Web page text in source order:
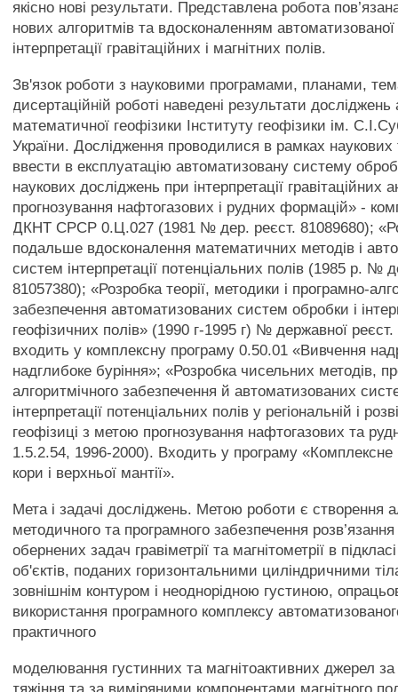
якісно нові результати. Представлена робота
нових алгоритмів та вдосконаленням
інтерпретації гравітаційних і магнітних полів.
Зв'язок роботи з науковими програмами, планами,
дисертаційній роботі наведені результати досліджень
математичної геофізики Інституту геофізики ім.
України. Дослідження проводилися в рамках наукових
ввести в експлуатацію автоматизовану систему
наукових досліджень при інтерпретації гравітаційних
прогнозування нафтогазових і рудних формацій» -
ДКНТ СРСР 0.Ц.027 (1981 № дер. реєст. 81089680);
подальше вдосконалення математичних методів і
систем інтерпретації потенціальних полів (1985 р. №
81057380); «Розробка теорії, методики і програмно-
забезпечення автоматизованих систем обробки і
геофізичних полів» (1990 г-1995 г) № державної
входить у комплексну програму 0.50.01 «Вивчення
надглибоке буріння»; «Розробка чисельних методів,
алгоритмічного забезпечення й автоматизованих
інтерпретації потенціальних полів у регіональній і
геофізиці з метою прогнозування нафтогазових та
1.5.2.54, 1996-2000). Входить у програму «Комплексне
кори і верхньої мантії».
Мета і задачі досліджень. Метою роботи є створення
методичного та програмного забезпечення
обернених задач гравіметрії та магнітометрії в
об'єктів, поданих горизонтальними циліндричними
зовнішнім контуром і неоднорідною густиною,
використання програмного комплексу
практичного
моделювання густинних та магнітоактивних джерел
тяжіння та за виміряними компонентами магнітного